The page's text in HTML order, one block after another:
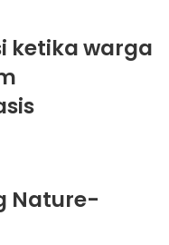
ketika warga
Nature-